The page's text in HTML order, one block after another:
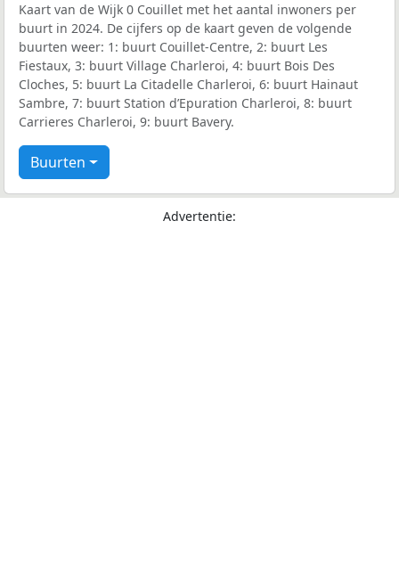
Kaart van de Wijk 0 Couillet met het aantal inwoners per
buurt in 2024. De cijfers op de kaart geven de volgende
buurten weer: 1: buurt Couillet-Centre, 2: buurt Les
Fiestaux, 3: buurt Village Charleroi, 4: buurt Bois Des
Cloches, 5: buurt La Citadelle Charleroi, 6: buurt Hainaut
Sambre, 7: buurt Station d’Epuration Charleroi, 8: buurt
Carrieres Charleroi, 9: buurt Bavery.
Buurten
Advertentie: